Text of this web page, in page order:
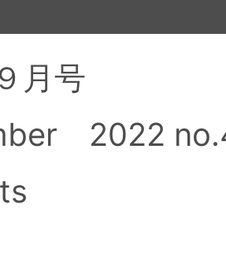
月号
2022